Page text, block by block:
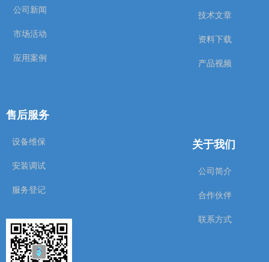
公司简介
合作伙伴
联系方式
关于我们
公司新闻
市场活动
应用案例
技术文章
资料下载
产品视频
售后服务
设备维保
安装调试
服务登记